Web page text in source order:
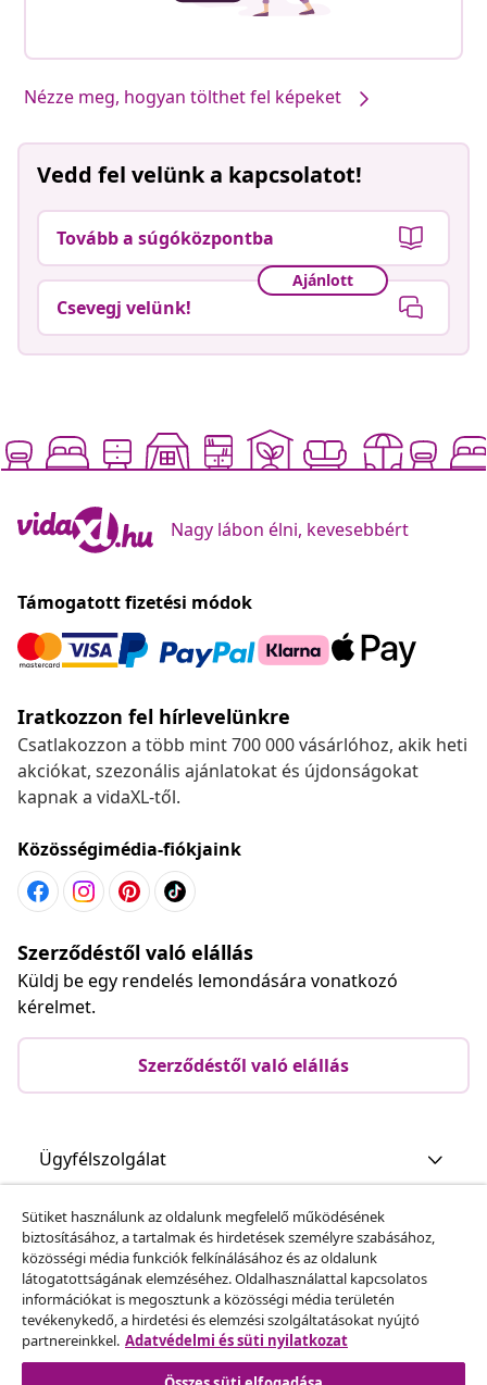
Nézze meg, hogyan tölthet fel képeket
Vedd fel velünk a kapcsolatot!
Tovább a súgóközpontba
Ajánlott
Csevegj velünk!
Nagy lábon élni, kevesebbért
Támogatott fizetési módok
Iratkozzon fel hírlevelünkre
Csatlakozzon a több mint 700 000 vásárlóhoz, akik heti
akciókat, szezonális ajánlatokat és újdonságokat
kapnak a vidaXL-től.
Közösségimédia-fiókjaink
Szerződéstől való elállás
Küldj be egy rendelés lemondására vonatkozó
kérelmet.
Szerződéstől való elállás
Ügyfélszolgálat
Üzlet
vidaXL
Fedezz fel többet
Sütiket használunk az oldalunk megfelelő működésének
biztosításához, a tartalmak és hirdetések személyre szabásához,
közösségi média funkciók felkínálásához és az oldalunk
látogatottságának elemzéséhez. Oldalhasználattal kapcsolatos
információkat is megosztunk a közösségi média területén
tevékenykedő, a hirdetési és elemzési szolgáltatásokat nyújtó
partnereinkkel. Adatvédelmi és süti nyilatkozat